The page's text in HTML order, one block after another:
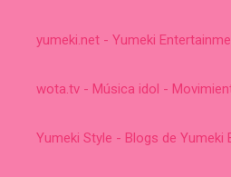
yumeki.net - Yumeki
wota.tv - Música idol -
Yumeki Style - Blogs de Yumeki